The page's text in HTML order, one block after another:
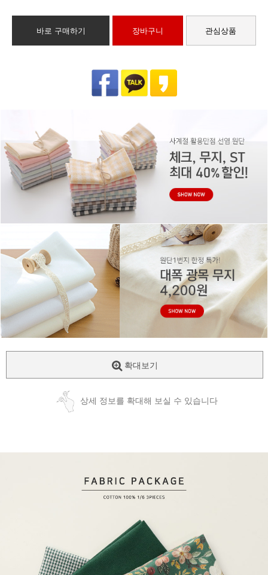
바로 구매하기 장바구니 관심상품
확대보기
상세 정보를 확대해 보실 수 있습니다